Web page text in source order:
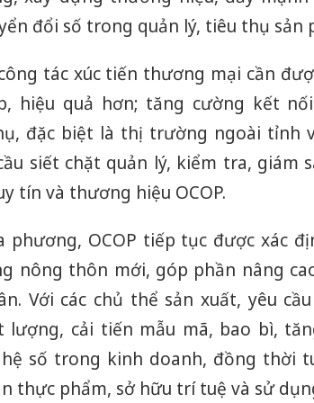
đổi số trong quản lý, tiêu thụ sản
tác xúc tiến thương mại cần
hiệu quả hơn; tăng cường kết
đặc biệt là thị trường ngoài tỉnh
siết chặt quản lý, kiểm tra, giám
tín và thương hiệu OCOP.
phương, OCOP tiếp tục được xác
nông thôn mới, góp phần nâng
Với các chủ thể sản xuất, yêu
lượng, cải tiến mẫu mã, bao bì,
số trong kinh doanh, đồng thời
thực phẩm, sở hữu trí tuệ và sử